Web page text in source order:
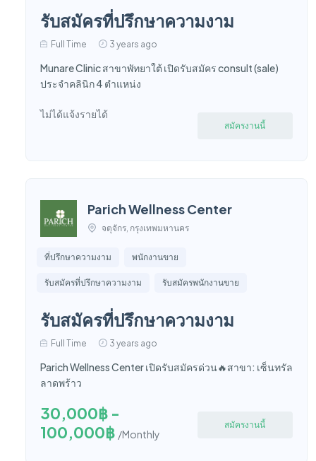
รับสมัครที่ปรึกษาความงาม
Full Time 3 years ago
Munare Clinic สาขาพัทยาใต้ เปิดรับสมัคร consult (sale)
ประจำคลินิก 4 ตำแหน่ง
ไม่ได้แจ้งรายได้
สมัครงานนี้
Parich Wellness Center
จตุจักร, กรุงเทพมหานคร
ที่ปรึกษาความงาม พนักงานขาย
รับสมัครที่ปรึกษาความงาม รับสมัครพนักงานขาย
รับสมัครที่ปรึกษาความงาม
Full Time 3 years ago
Parich Wellness Center เปิดรับสมัครด่วน🔥สาขา: เซ็นทรัล
ลาดพร้าว
30,000฿ -
100,000฿ /Monthly
สมัครงานนี้